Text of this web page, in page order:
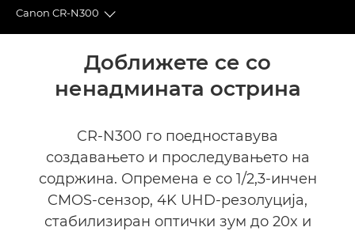
Canon CR-N300
Toggle breadcrumbs
Спецификации
Доближете се со
ненадмината острина
CR-N300 го поедноставува
создавањето и проследувањето на
содржина. Опремена е со 1/2,3-инчен
CMOS-сензор, 4K UHD-резолуција,
стабилизиран оптички зум до 20x и